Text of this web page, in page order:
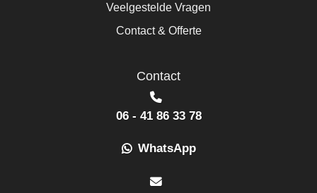
Veelgestelde Vragen
Contact & Offerte
Contact
06 - 41 86 33 78
WhatsApp